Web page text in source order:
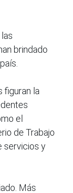
brindado
figuran la
el
de Trabajo
servicios y
Más